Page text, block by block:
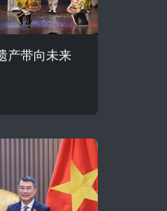
产带向未来